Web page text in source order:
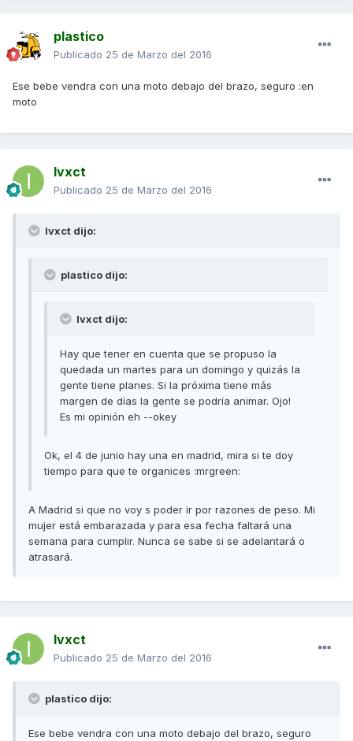
plastico
Publicado 25 de Marzo del 2016
Ese bebe vendra con una moto debajo del brazo, seguro :en
moto
Ivxct
Publicado 25 de Marzo del 2016
Ivxct dijo:
plastico dijo:
Ivxct dijo:
Hay que tener en cuenta que se propuso la
quedada un martes para un domingo y quizás la
gente tiene planes. Si la próxima tiene más
margen de días la gente se podría animar. Ojo!
Es mi opinión eh --okey
Ok, el 4 de junio hay una en madrid, mira si te doy
tiempo para que te organices :mrgreen:
A Madrid si que no voy s poder ir por razones de peso. Mi
mujer está embarazada y para esa fecha faltará una
semana para cumplir. Nunca se sabe si se adelantará o
atrasará.
Ivxct
Publicado 25 de Marzo del 2016
plastico dijo:
Ese bebe vendra con una moto debajo del brazo, seguro